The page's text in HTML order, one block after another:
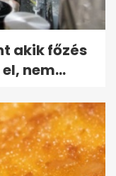
akik főzés
nem...